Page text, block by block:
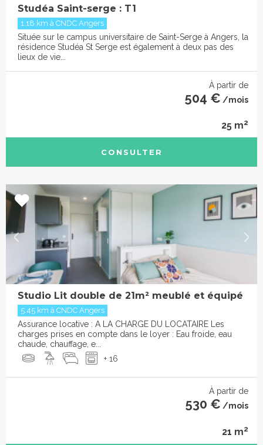
Studéa Saint-serge : T1
1.18 km à CNDC Angers
Située sur le campus universitaire de Saint-Serge à Angers, la
résidence Studéa St Serge est également à deux pas des
lieux de vie...
À partir de
504 € /mois
25 m2
CONSULTER
Studio Lit double de 21m² meublé et équipé
5.45 km à CNDC Angers
Assurance locative : A LA CHARGE DU LOCATAIRE Les
charges prises en compte dans le loyer : Eau froide, eau
chaude, chauffage, e...
+ 16
À partir de
530 € /mois
21 m2